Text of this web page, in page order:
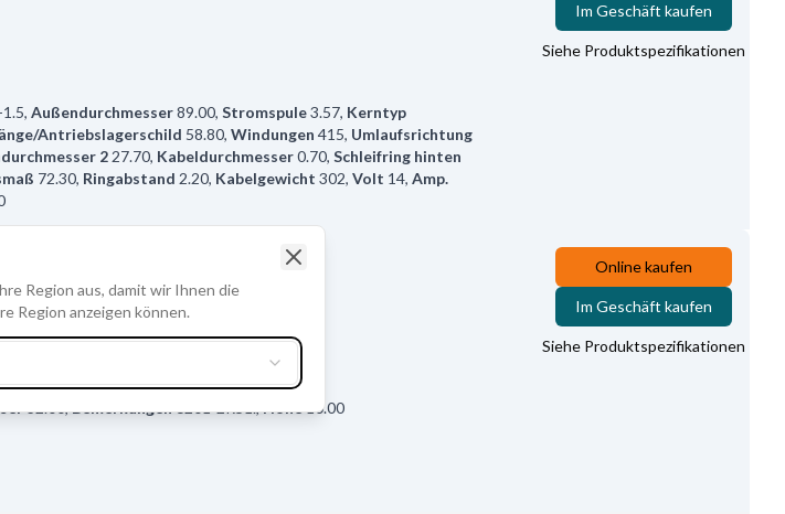
, Außendurchmesser89.00, Stromspule3.57, Kerntyp
Antriebslagerschild 58.80, Windungen 415, Umlaufsrichtung
2 27.70, Kabeldurchmesser0.70, Schleifring hinten
72.30, Ringabstand 2.20, Kabelgewicht 302, Volt 14, Amp.
Im Geschäft kaufen
Siehe Produktspezifikationen
32.00,Bemerkungen6201-2RS1.,Höhe10.00
Online kaufen
Im Geschäft kaufen
Siehe Produktspezifikationen
Region aus, damit wir Ihnen die
Region anzeigen können.